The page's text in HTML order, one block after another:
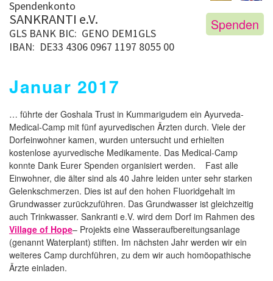
Spendenkonto
SANKRANTI e.V. Spenden
GLS BANK BIC: GENO DEM1GLS
IBAN: DE33 4306 0967 1197 8055 00
Januar 2017
… führte der Goshala Trust in Kummarigudem ein Ayurveda-
Medical-Camp mit fünf ayurvedischen Ärzten durch. Viele der
Dorfeinwohner kamen, wurden untersucht und erhielten
kostenlose ayurvedische Medikamente. Das Medical-Camp
konnte Dank Eurer Spenden organisiert werden. Fast alle
Einwohner, die älter sind als 40 Jahre leiden unter sehr starken
Gelenkschmerzen. Dies ist auf den hohen Fluoridgehalt im
Grundwasser zurückzuführen. Das Grundwasser ist gleichzeitig
auch Trinkwasser. Sankranti e.V. wird dem Dorf im Rahmen des
Village of Hope– Projekts eine Wasseraufbereitungsanlage
(genannt Waterplant) stiften. Im nächsten Jahr werden wir ein
weiteres Camp durchführen, zu dem wir auch homöopathische
Ärzte einladen.